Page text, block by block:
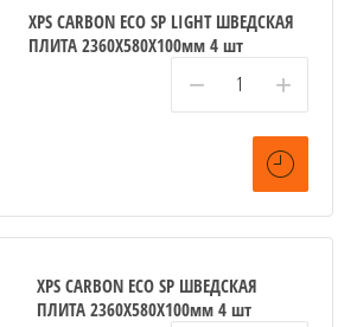
XPS CARBON ECO SP LIGHT ШВЕДСКАЯ
ПЛИТА 2360Х580Х100мм 4 шт
− +
XPS CARBON ECO SP ШВЕДСКАЯ
ПЛИТА 2360Х580Х100мм 4 шт